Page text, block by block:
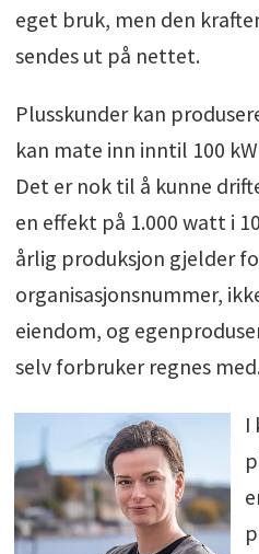
eget bruk, men den
sendes ut på nettet.
Plusskunder kan
kan mate inn inntil 100
Det er nok til å kunne
en effekt på 1.000 watt i
årlig produksjon gjelder
organisasjonsnummer,
eiendom, og
selv forbruker regnes
I